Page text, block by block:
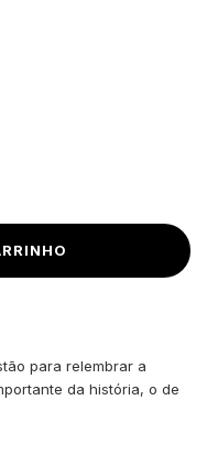
para relembrar a
da história, o de